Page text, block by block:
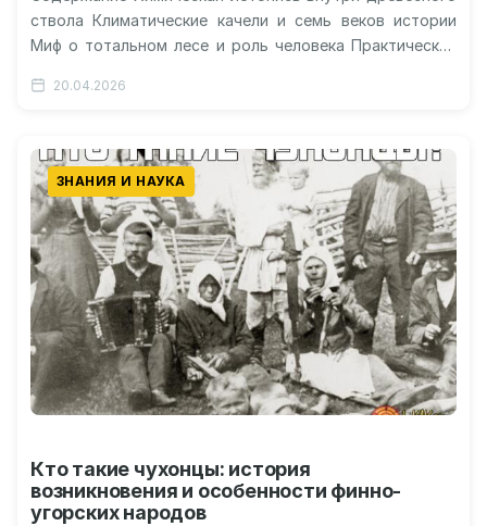
ствола Климатические качели и семь веков истории
Миф о тотальном лесе и роль человека Практическая
Мадагаскарские…
20.04.2026
ЗНАНИЯ И НАУКА
Кто такие чухонцы: история
возникновения и особенности финно-
угорских народов